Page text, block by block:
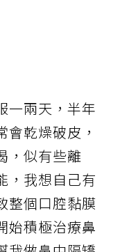
一兩天，半年
乾燥破皮，
，似有些離
，我想自己有
整個口腔黏膜
始積極治療鼻